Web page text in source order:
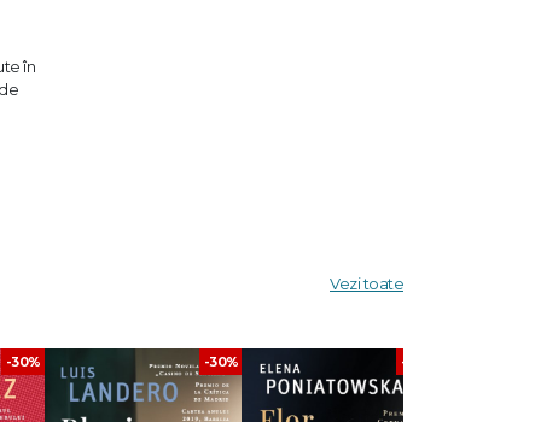
în
Vezi toate
-30% -30% -30%